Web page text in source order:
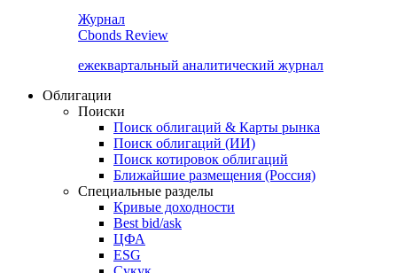
Журнал
Cbonds Review
ежеквартальный аналитический журнал
Облигации
Поиски
Поиск облигаций & Карты рынка
Поиск облигаций (ИИ)
Поиск котировок облигаций
Ближайшие размещения (Россия)
Специальные разделы
Кривые доходности
Best bid/ask
ЦФА
ESG